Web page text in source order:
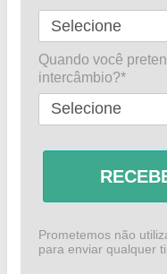
a
e
Quando você
intercâmbio?*
Prometemos não
para enviar qualquer